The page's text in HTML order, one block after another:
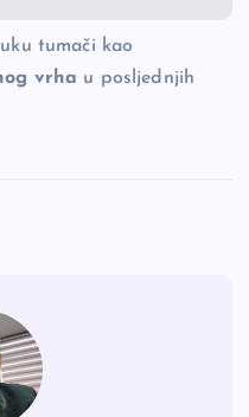
tumači kao
vrha u posljednjih